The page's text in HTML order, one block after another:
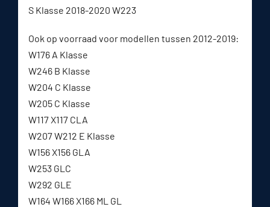
S Klasse 2018-2020 W223
Ook op voorraad voor modellen tussen 2012-2019:
W176 A Klasse
W246 B Klasse
W204 C Klasse
W205 C Klasse
W117 X117 CLA
W207 W212 E Klasse
W156 X156 GLA
W253 GLC
W292 GLE
W164 W166 X166 ML GL